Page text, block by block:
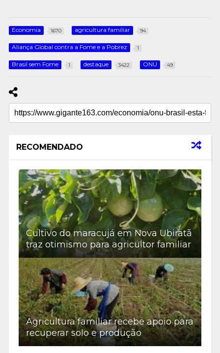
Economia 1670 agricultura familiar 94
Aliança Global contra a Fome e a Pobrez 1
Brasil sem Fome 1 destaque 3422 ONU 49
RECOMENDADO
Cultivo do maracujá em Nova Ubiratã
traz otimismo para agricultor familiar
Agricultura familiar recebe apoio para
recuperar solo e produção